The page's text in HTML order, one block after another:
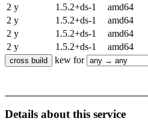
2 y
1.5.2+ds-1 amd64
2 y
1.5.2+ds-1 amd64
2 y
1.5.2+ds-1 amd64
2 y
1.5.2+ds-1 amd64
kew for
Details about this service